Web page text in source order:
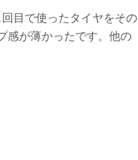
目で使ったタイヤをその
感が薄かったです。他の